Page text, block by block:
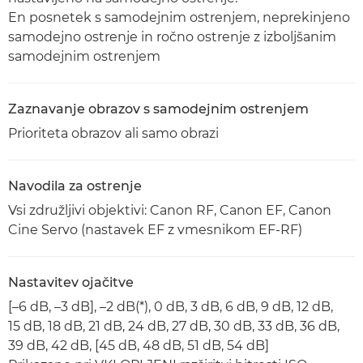
En posnetek s samodejnim ostrenjem, neprekinjeno
samodejno ostrenje in ročno ostrenje z izboljšanim
samodejnim ostrenjem
Zaznavanje obrazov s samodejnim ostrenjem
Prioriteta obrazov ali samo obrazi
Navodila za ostrenje
Vsi združljivi objektivi: Canon RF, Canon EF, Canon
Cine Servo (nastavek EF z vmesnikom EF-RF)
Nastavitev ojačitve
[–6 dB, –3 dB], –2 dB(*), 0 dB, 3 dB, 6 dB, 9 dB, 12 dB,
15 dB, 18 dB, 21 dB, 24 dB, 27 dB, 30 dB, 33 dB, 36 dB,
39 dB, 42 dB, [45 dB, 48 dB, 51 dB, 54 dB]